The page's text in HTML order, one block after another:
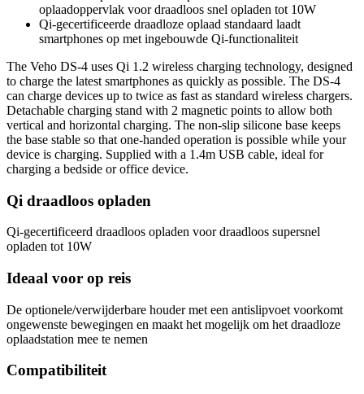
oplaadoppervlak voor draadloos snel opladen tot 10W
Qi-gecertificeerde draadloze oplaad standaard laadt
smartphones op met ingebouwde Qi-functionaliteit
The Veho DS-4 uses Qi 1.2 wireless charging technology, designed
to charge the latest smartphones as quickly as possible. The DS-4
can charge devices up to twice as fast as standard wireless chargers.
Detachable charging stand with 2 magnetic points to allow both
vertical and horizontal charging. The non-slip silicone base keeps
the base stable so that one-handed operation is possible while your
device is charging. Supplied with a 1.4m USB cable, ideal for
charging a bedside or office device.
Qi draadloos opladen
Qi-gecertificeerd draadloos opladen voor draadloos supersnel
opladen tot 10W
Ideaal voor op reis
De optionele/verwijderbare houder met een antislipvoet voorkomt
ongewenste bewegingen en maakt het mogelijk om het draadloze
oplaadstation mee te nemen
Compatibiliteit